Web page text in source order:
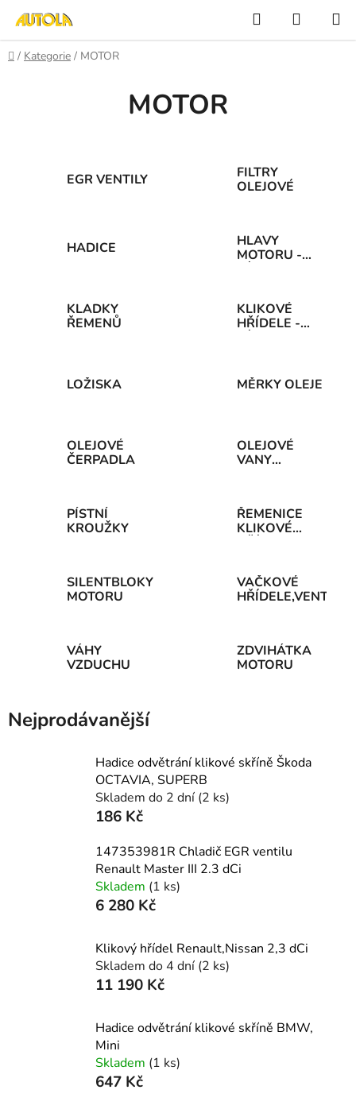
obsah
Hledat
KOŠÍK
Domů
/ Kategorie / MOTOR
MOTOR
EGR VENTILY
FILTRY
OLEJOVÉ
HADICE
HLAVY
MOTORU -
KLADKY
ŘEMENŮ
KLIKOVÉ
HŘÍDELE -
LOŽISKA MĚRKY OLEJE
OLEJOVÉ
ČERPADLA
OLEJOVÉ
VANY
PÍSTNÍ
KROUŽKY
ŘEMENICE
KLIKOVÉ
SILENTBLOKY
MOTORU
VAČKOVÉ
VÁHY
VZDUCHU
ZDVIHÁTKA
MOTORU
Nejprodávanější
Hadice odvětrání klikové skříně Škoda
OCTAVIA, SUPERB
Skladem do 2 dní (2 ks)
186 Kč
147353981R Chladič EGR ventilu
Renault Master III 2.3 dCi
Skladem (1 ks)
6 280 Kč
Klikový hřídel Renault,Nissan 2,3 dCi
Skladem do 4 dní (2 ks)
11 190 Kč
Hadice odvětrání klikové skříně BMW,
Mini
Skladem (1 ks)
647 Kč